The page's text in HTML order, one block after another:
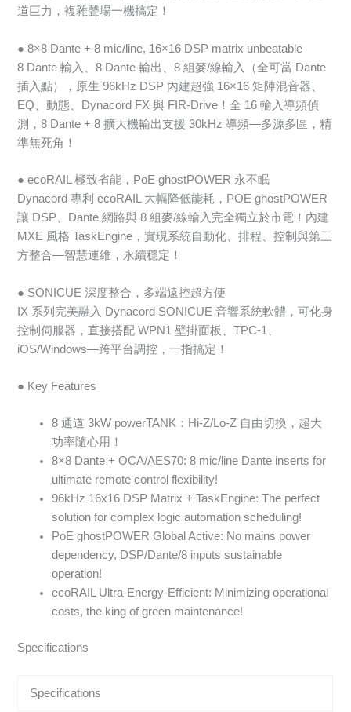
道巨力，複雜聲場一機搞定！
● 8×8 Dante + 8 mic/line, 16×16 DSP matrix unbeatable
8 Dante 輸入、8 Dante 輸出、8 組麥/線輸入（全可當 Dante
插入點），原生 96kHz DSP 內建超強 16×16 矩陣混音器、
EQ、動態、Dynacord FX 與 FIR-Drive！全 16 輸入導頻偵
測，8 Dante + 8 擴大機輸出支援 30kHz 導頻—多源多區，精
準無死角！
● ecoRAIL 極致省能，PoE ghostPOWER 永不眠
Dynacord 專利 ecoRAIL 大幅降低能耗，POE ghostPOWER
讓 DSP、Dante 網路與 8 組麥/線輸入完全獨立於市電！內建
MXE 風格 TaskEngine，實現系統自動化、排程、控制與第三
方整合—智慧運維，永續穩定！
● SONICUE 深度整合，多端遠控超方便
IX 系列完美融入 Dynacord SONICUE 音響系統軟體，可化身
控制伺服器，直接搭配 WPN1 壁掛面板、TPC-1、
iOS/Windows—跨平台調控，一指搞定！
● Key Features
8 通道 3kW powerTANK：Hi-Z/Lo-Z 自由切換，超大
功率隨心用！
8×8 Dante + OCA/AES70: 8 mic/line Dante inserts for
ultimate remote control flexibility!
96kHz 16x16 DSP Matrix + TaskEngine: The perfect
solution for complex logic automation scheduling!
PoE ghostPOWER Global Active: No mains power
dependency, DSP/Dante/8 inputs sustainable
operation!
ecoRAIL Ultra-Energy-Efficient: Minimizing operational
costs, the king of green maintenance!
Specifications
Specifications